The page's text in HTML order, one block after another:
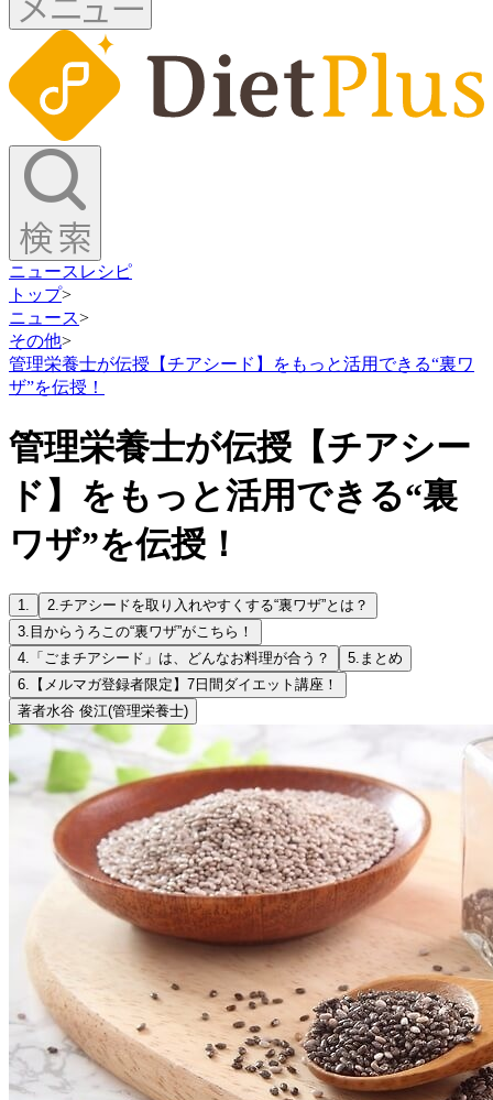
ニュース レシピ
トップ>
ニュース>
その他>
管理栄養士が伝授【チアシード】をもっと活用できる“裏ワ
ザ”を伝授！
管理栄養士が伝授【チアシー
ド】をもっと活用できる“裏
ワザ”を伝授！
1. 2.チアシードを取り入れやすくする“裏ワザ”とは？
3. 目からうろこの“裏ワザ”がこちら！
4. 「ごまチアシード」は、どんなお料理が合う？ 5. まとめ
6. 【メルマガ登録者限定】7日間ダイエット講座！
著者水谷 俊江(管理栄養士)